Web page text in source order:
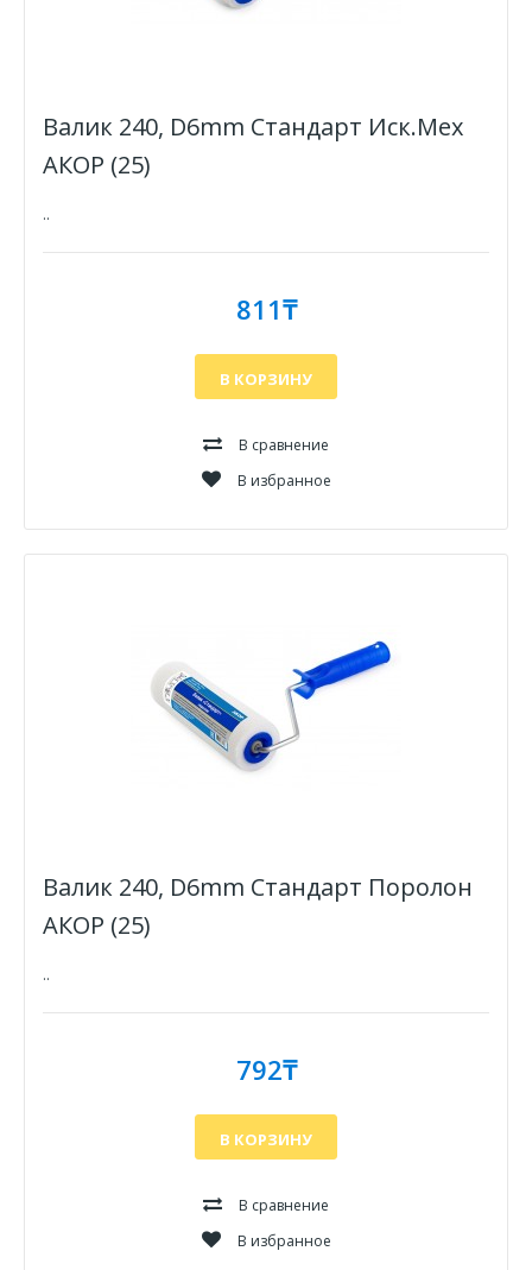
Валик 240, D6mm Стандарт Иск.Мех
АКОР (25)
..
811₸
В КОРЗИНУ
В сравнение
В избранное
Валик 240, D6mm Стандарт Поролон
АКОР (25)
..
792₸
В КОРЗИНУ
В сравнение
В избранное